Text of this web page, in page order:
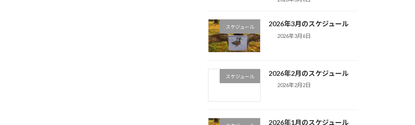
スケジュール 2026年3月のスケジュール
2026年3月6日
スケジュール 2026年2月のスケジュール
2026年2月2日
2026年1月のスケジュール